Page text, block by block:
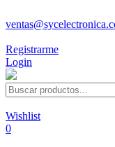
Registrarme
Login
Wishlist
0